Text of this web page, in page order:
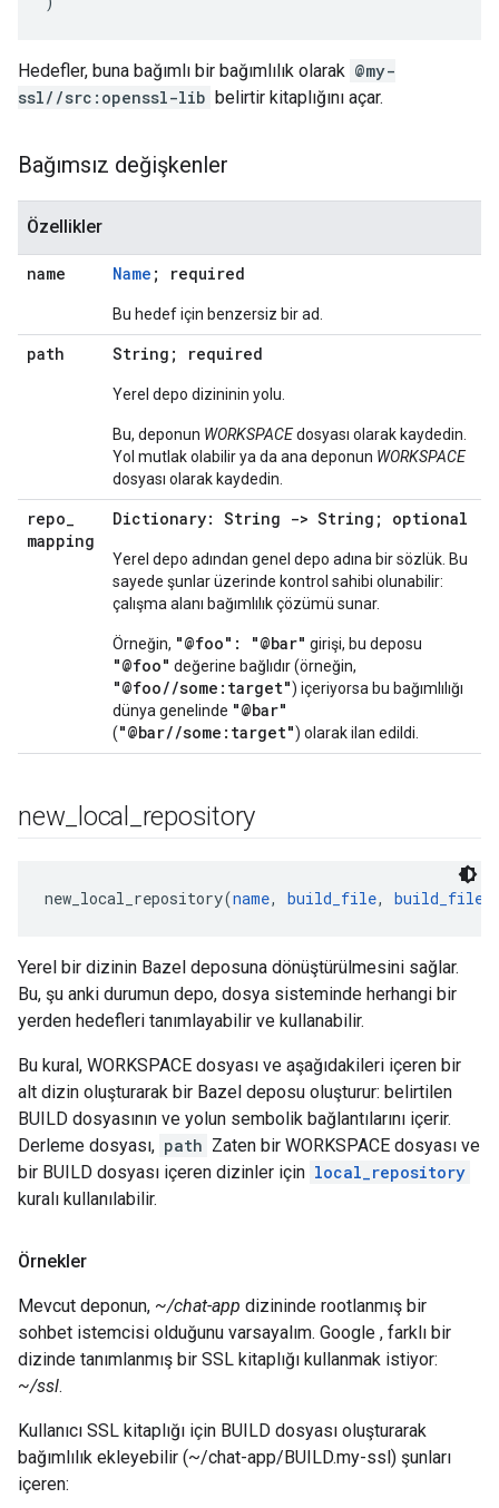
Hedefler, buna bağımlı bir bağımlılık olarak @my-
ssl//src:openssl-lib belirtir kitaplığını açar.
Bağımsız değişkenler
Özellikler
name Name ; required
Bu hedef için benzersiz bir ad.
path String; required
Yerel depo dizininin yolu.
Bu, deponun WORKSPACEdosyası olarak kaydedin.
Yol mutlak olabilir ya da ana deponun WORKSPACE
dosyası olarak kaydedin.
repo_
mapping
Dictionary: String -> String; optional
Yerel depo adından genel depo adına bir sözlük. Bu
sayede şunlar üzerinde kontrol sahibi olunabilir:
çalışma alanı bağımlılık çözümü sunar.
Örneğin, "@foo": "@bar" girişi, bu deposu
"@foo" değerine bağlıdır (örneğin,
"@foo//some:target") içeriyorsa bu bağımlılığı
dünya genelinde "@bar"
("@bar//some:target") olarak ilan edildi.
new_ local repository
new_local_repository(name, build_file,
Yerel bir dizinin Bazel deposuna dönüştürülmesini sağlar.
Bu, şu anki durumun depo, dosya sisteminde herhangi bir
yerden hedefleri tanımlayabilir ve kullanabilir.
Bu kural, WORKSPACE dosyası ve aşağıdakileri içeren bir
alt dizin oluşturarak bir Bazel deposu oluşturur: belirtilen
BUILD dosyasının ve yolun sembolik bağlantılarını içerir.
Derleme dosyası, path Zaten bir WORKSPACE dosyası ve
bir BUILD dosyası içeren dizinler için local_repository
kuralı kullanılabilir.
Örnekler
Mevcut deponun, ~/chat-app dizininde rootlanmış bir
sohbet istemcisi olduğunu varsayalım. Google , farklı bir
dizinde tanımlanmış bir SSL kitaplığı kullanmak istiyor:
~/ssl.
Kullanıcı SSL kitaplığı için BUILD dosyası oluşturarak
bağımlılık ekleyebilir (~/chat-app/BUILD.my-ssl) şunları
içeren: